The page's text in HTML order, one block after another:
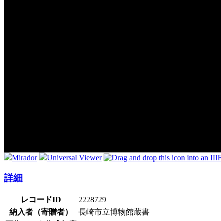
Mirador Universal Viewer
詳細
レコードID
2228729
納入者（寄贈者）
長崎市立博物館蔵書